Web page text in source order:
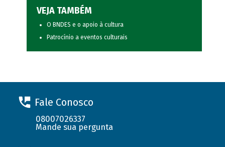
VEJA TAMBÉM
O BNDES e o apoio à cultura
Patrocínio a eventos culturais
Fale Conosco
08007026337
Mande sua pergunta